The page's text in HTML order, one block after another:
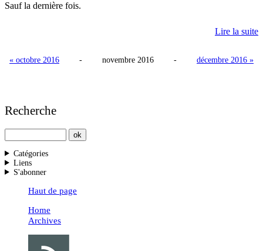
Sauf la dernière fois.
Lire la suite
« octobre 2016 - novembre 2016 - décembre 2016 »
Recherche
Catégories
Liens
S'abonner
Haut de page
Home
Archives